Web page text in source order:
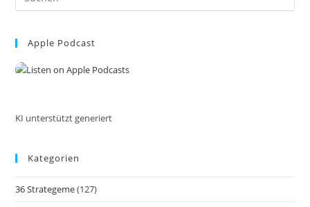
Und
Im
Mutigen
Abenteuer
Zauberwaldes
Apple Podcast
KI unterstützt generiert
Kategorien
36 Strategeme(127)